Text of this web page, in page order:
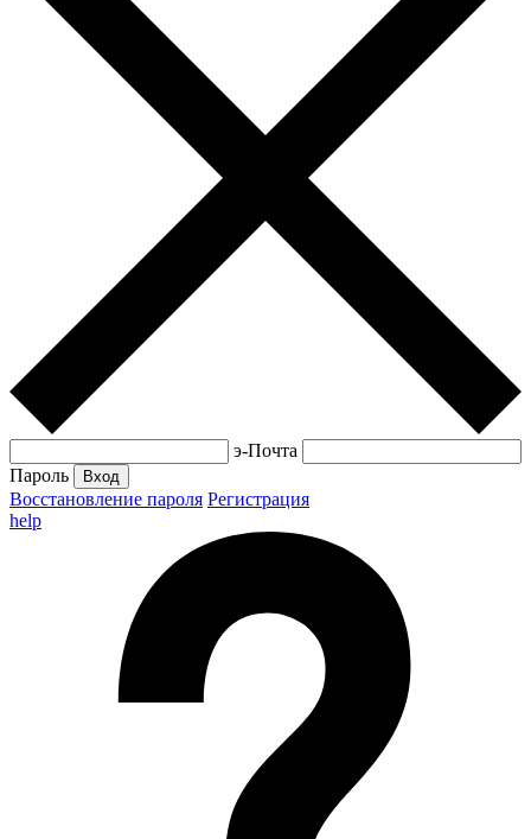
э-Почта
Пароль
Вход
Восстановление пароля Регистрация
help